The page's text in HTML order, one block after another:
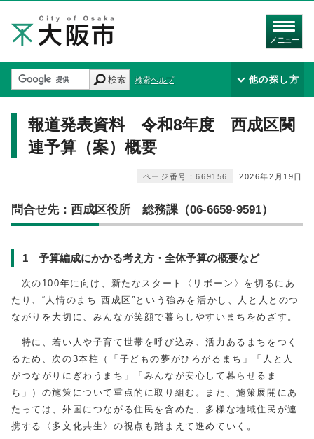
メニュー
検索 検索ヘルプ 他の探し方
報道発表資料 令和8年度 西成区関
連予算（案）概要
2026年2月19日
ページ番号：669156
問合せ先：西成区役所 総務課（06-6659-9591）
1 予算編成にかかる考え方・全体予算の概要など
次の 100年に向け、新たなスタート〈リボーン〉を切るにあ
たり、“人情のまち 西成区”という強みを活かし、人と人とのつ
ながりを大切に、みんなが笑顔で暮らしやすいまちをめざす。
特に、若い人や子育て世帯を呼び込み、活力あるまちをつく
るため、次の3本柱（「子どもの夢がひろがるまち」「人と人
がつながりにぎわうまち」「みんなが安心して暮らせるま
ち」）の施策について重点的に取り組む。また、施策展開にあ
たっては、外国につながる住民を含めた、多様な地域住民が連
携する〈多文化共生〉の視点も踏まえて進めていく。